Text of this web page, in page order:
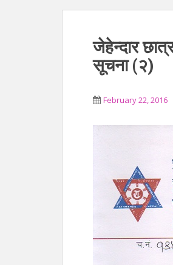
जेहेन्दार
सूचना (२)
February 22, 2016